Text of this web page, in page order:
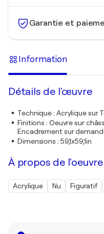
Garantie et
Information
Détails de l'œuvre
Technique: Acrylique sur
Finitions : Oeuvre sur
Encadrement sur
Dimensions : 59,1x59,1in
À propos de l'oeuvre
Acrylique Nu Figuratif